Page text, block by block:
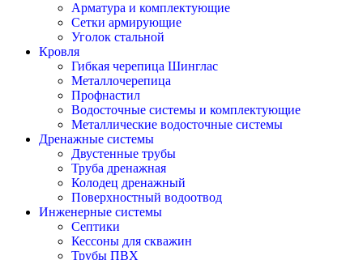
Арматура и комплектующие
Сетки армирующие
Уголок стальной
Кровля
Гибкая черепица Шинглас
Металлочерепица
Профнастил
Водосточные системы и комплектующие
Металлические водосточные системы
Дренажные системы
Двустенные трубы
Труба дренажная
Колодец дренажный
Поверхностный водоотвод
Инженерные системы
Септики
Кессоны для скважин
Трубы ПВХ